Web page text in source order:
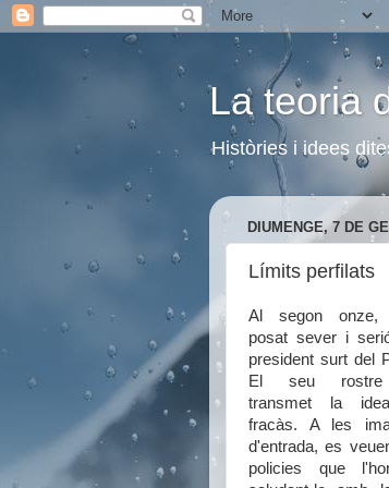
La teoria
Històries i idees
DIUMENGE, 7 DE
Límits perfilats
Al segon onze,
posat sever i
president surt del
El seu
transmet la
fracàs. A les
d'entrada, es
policies que